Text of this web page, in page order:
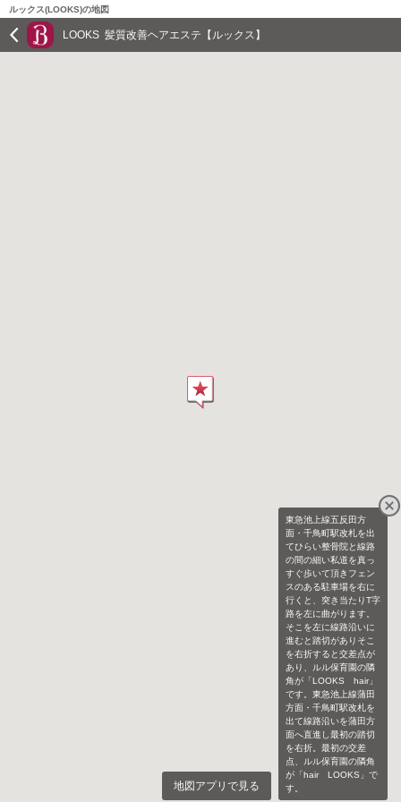
ルックス(LOOKS)の地図
LOOKS 髪質改善ヘアエステ【ルックス】
東急池上線五反田方
面・千鳥町駅改札を出
てひらい整骨院と線路
の間の細い私道を真っ
すぐ歩いて頂きフェン
スのある駐車場を右に
行くと、突き当たりT字
路を左に曲がります。
そこを左に線路沿いに
進むと踏切がありそこ
を右折すると交差点が
あり、ルル保育園の隣
角が「LOOKS hair」
です。東急池上線蒲田
方面・千鳥町駅改札を
出て線路沿いを蒲田方
面へ直進し最初の踏切
を右折。最初の交差
点、ルル保育園の隣角
が「hair LOOKS」で
す。
地図アプリで見る